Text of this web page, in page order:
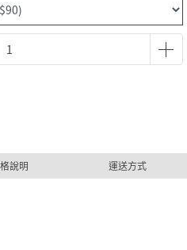
說明 運送方式